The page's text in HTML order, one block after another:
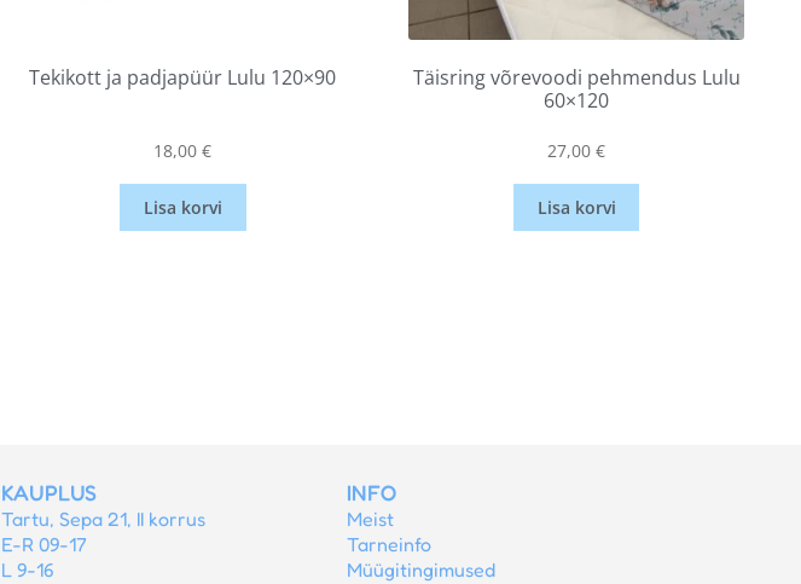
Tekikott ja padjapüür Lulu 120×90
18,00€
Lisa korvi
Täisring võrevoodi pehmendus Lulu
60×120
27,00€
Lisa korvi
KAUPLUS
Tartu, Sepa 21, II korrus
E-R 09-17
L 9-16
INFO
Meist
Tarneinfo
Müügitingimused